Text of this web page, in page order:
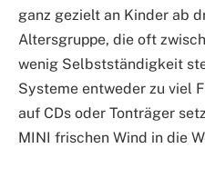
ganz gezielt an Kinder ab
Altersgruppe, die oft
wenig Selbstständigkeit
Systeme entweder zu viel
auf CDs oder Tonträger
MINI frischen Wind in die